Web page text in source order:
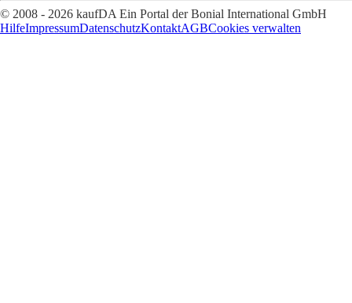
© 2008 - 2026 kaufDA Ein Portal der Bonial International GmbH
HilfeImpressumDatenschutzKontaktAGBCookies verwalten